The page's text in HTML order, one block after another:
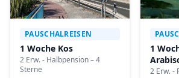
PAUSCHALREISEN
1 Woche Kos
2 Erw. - Halbpension – 4
Sterne
1
2 Erw. -